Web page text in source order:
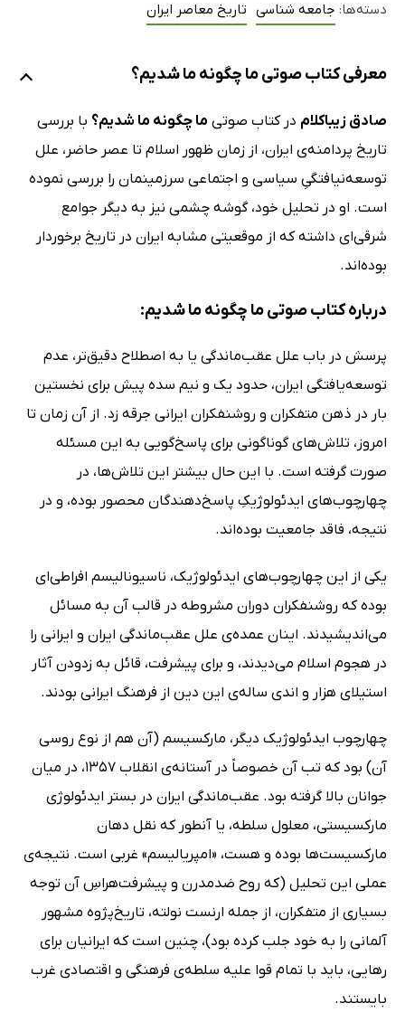
دسته‌ها: جامعه شناسی تاریخ معاصر ایران
معرفی کتاب صوتی ما چگونه ما شدیم؟
صادق زیباکلام در کتاب صوتی ما چگونه ما شدیم؟ با بررسی
تاریخ پردامنه‌ی ایران، از زمان ظهور اسلام تا عصر حاضر، علل
توسعه‌نیافتگیِ سیاسی و اجتماعی سرزمینمان را بررسی نموده
است. او در تحلیل خود، گوشه چشمی نیز به دیگر جوامع
شرقی‌ای داشته که از موقعیتی مشابه ایران در تاریخ برخوردار
بوده‌اند.
درباره کتاب صوتی ما چگونه ما شدیم:
پرسش در باب علل عقب‌ماندگی یا به اصطلاح دقیق‌تر، عدم
توسعه‌یافتگی ایران، حدود یک و نیم سده پیش برای نخستین
بار در ذهن متفکران و روشنفکران ایرانی جرقه زد. از آن زمان تا
امروز، تلاش‌های گوناگونی برای پاسخ‌گویی به این مسئله
صورت گرفته است. با این حال بیشتر این تلاش‌ها، در
چهارچوب‌های ایدئولوژیکِ پاسخ‌دهندگان محصور بوده‌، و در
نتیجه، فاقد جامعیت بوده‌اند.
یکی از این چهارچوب‌های ایدئولوژیک، ناسیونالیسم افراطی‌ای
بوده که روشنفکران دوران مشروطه در قالب آن به مسائل
می‌اندیشیدند. اینان عمده‌ی علل عقب‌ماندگی ایران و ایرانی را
در هجوم اسلام می‌دیدند، و برای پیشرفت، قائل به زدودن آثار
استیلای هزار و اندی ساله‌ی این دین از فرهنگ ایرانی بودند.
چهارچوب ایدئولوژیک دیگر، مارکسیسم (آن هم از نوع روسی
آن) بود که تب آن خصوصاً در آستانه‌ی انقلاب 1357، در میان
جوانان بالا گرفته بود. عقب‌ماندگی ایران در بستر ایدئولوژی
مارکسیستی، معلول سلطه، یا آنطور که نقل دهان
مارکسیست‌ها بوده و هست، «امپریالیسم» غربی‌ است. نتیجه‌ی
عملی این تحلیل (که روح ضدمدرن و پیشرفت‌هراسِ آن توجه
بسیاری از متفکران، از جمله ارنست نولته، تاریخ‌پژوه مشهور
آلمانی را به خود جلب کرده بود)، چنین است که ایرانیان برای
رهایی، باید با تمام قوا علیه سلطه‌ی فرهنگی و اقتصادی غرب
بایستند.